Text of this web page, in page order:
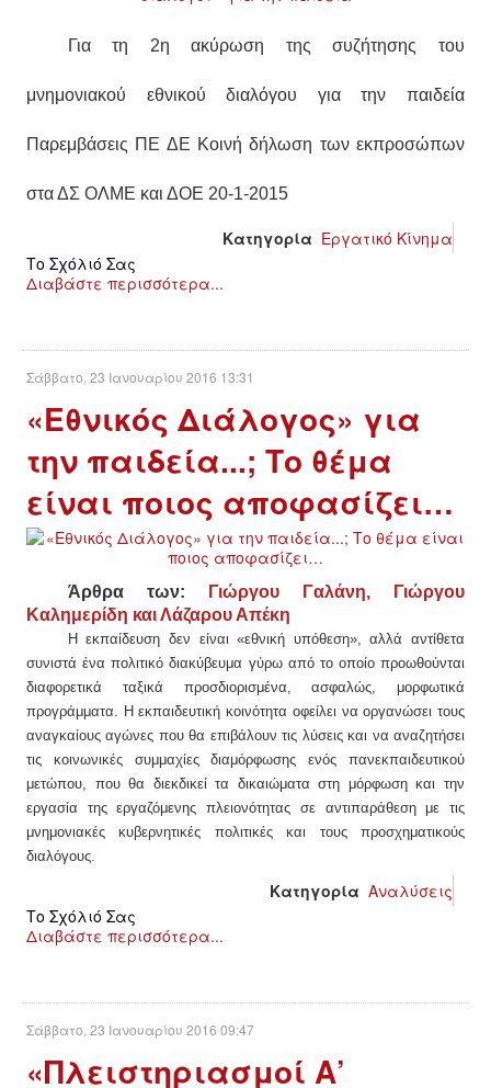
Για τη 2η ακύρωση της συζήτησης του
μνημονιακού εθνικού διαλόγου για την παιδεία
Παρεμβάσεις ΠΕ ΔΕ Κοινή δήλωση των εκπροσώπων
στα ΔΣ ΟΛΜΕ και ΔΟΕ 20-1-2015
Κατηγορία Εργατικό Κίνημα
Το Σχόλιό Σας
Διαβάστε περισσότερα...
Σάββατο, 23 Ιανουαρίου 2016 13:31
«Εθνικός Διάλογος» για
την παιδεία...; Το θέμα
είναι ποιος αποφασίζει…
Άρθρα των:
Γιώργου Γαλάνη, Γιώργου
Καλημερίδη και Λάζαρου Απέκη
Η εκπαίδευση δεν είναι «εθνική υπόθεση», αλλά αντίθετα
συνιστά ένα πολιτικό διακύβευμα γύρω από το οποίο προωθούνται
διαφορετικά ταξικά προσδιορισμένα, ασφαλώς, μορφωτικά
προγράμματα. Η εκπαιδευτική κοινότητα οφείλει να οργανώσει τους
αναγκαίους αγώνες που θα επιβάλουν τις λύσεις και να αναζητήσει
τις κοινωνικές συμμαχίες διαμόρφωσης ενός πανεκπαιδευτικού
μετώπου, που θα διεκδικεί τα δικαιώματα στη μόρφωση και την
εργασία της εργαζόμενης πλειονότητας σε αντιπαράθεση με τις
μνημονιακές κυβερνητικές πολιτικές και τους προσχηματικούς
διαλόγους.
Κατηγορία Αναλύσεις
Το Σχόλιό Σας
Διαβάστε περισσότερα...
Σάββατο, 23 Ιανουαρίου 2016 09:47
«Πλειστηριασμοί Α’